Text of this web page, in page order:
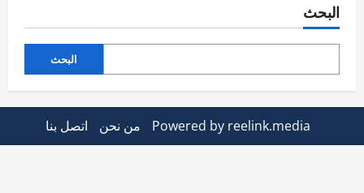
البحث
البحث
Powered by reelink.media من نحن اتصل بنا